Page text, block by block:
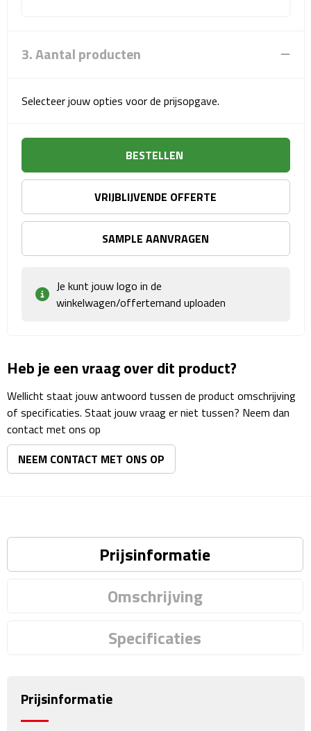
Schoenentassen
Fietstassen
Koeltassen & koelboxen
Strandtassen
Picknick rugtassen
Matrozentassen
Reisbekers
Opbergtasjes
Koffersloten
Bagageweegschalen
Auto Accessoires
3. Aantal producten
Selecteer jouw opties voor de prijsopgave.
BESTELLEN
VRIJBLIJVENDE OFFERTE
SAMPLE AANVRAGEN
Je kunt jouw logo in de
winkelwagen/offertemand uploaden
Heb je een vraag over dit product?
Wellicht staat jouw antwoord tussen de product omschrijving
of specificaties. Staat jouw vraag er niet tussen? Neem dan
contact met ons op
NEEM CONTACT MET ONS OP
Prijsinformatie
Omschrijving
Specificaties
Prijsinformatie